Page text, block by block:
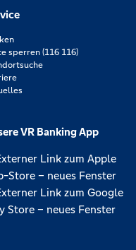
sperren (116 116)
VR Banking App